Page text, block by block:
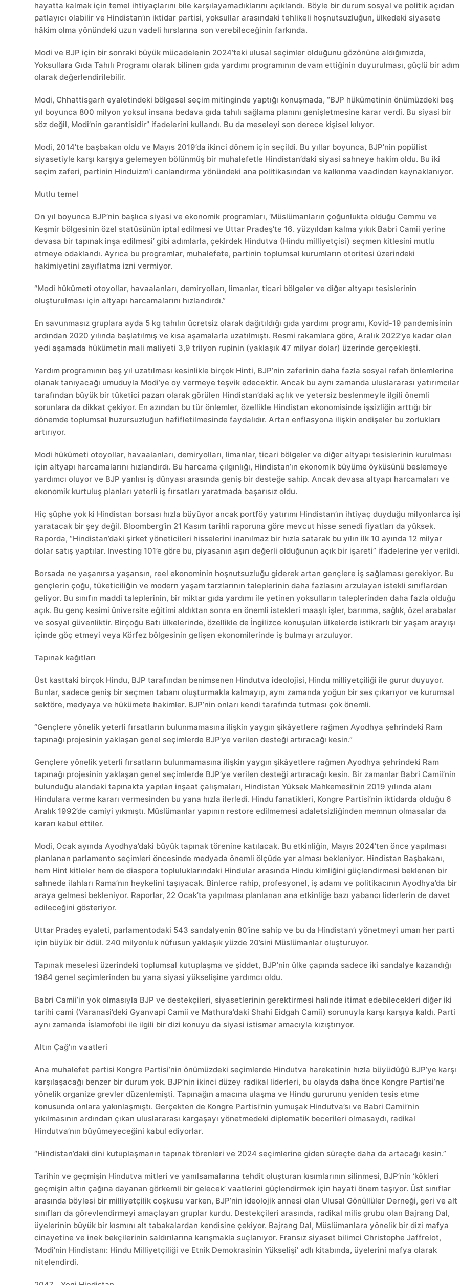
hayatta kalmak için temel ihtiyaçlarını bile karşılayamadıklarını açıklandı. Böyle bir durum sosyal ve politik açıdan
patlayıcı olabilir ve Hindistan’ın iktidar partisi, yoksullar arasındaki tehlikeli hoşnutsuzluğun, ülkedeki siyasete
hâkim olma yönündeki uzun vadeli hırslarına son verebileceğinin farkında.
Modi ve BJP için bir sonraki büyük mücadelenin 2024’teki ulusal seçimler olduğunu gözönüne aldığımızda,
Yoksullara Gıda Tahılı Programı olarak bilinen gıda yardımı programının devam ettiğinin duyurulması, güçlü bir adım
olarak değerlendirilebilir.
Modi, Chhattisgarh eyaletindeki bölgesel seçim mitinginde yaptığı konuşmada, “BJP hükümetinin önümüzdeki beş
yıl boyunca 800 milyon yoksul insana bedava gıda tahılı sağlama planını genişletmesine karar verdi. Bu siyasi bir
söz değil, Modi’nin garantisidir” ifadelerini kullandı. Bu da meseleyi son derece kişisel kılıyor.
Modi, 2014’te başbakan oldu ve Mayıs 2019’da ikinci dönem için seçildi. Bu yıllar boyunca, BJP’nin popülist
siyasetiyle karşı karşıya gelemeyen bölünmüş bir muhalefetle Hindistan’daki siyasi sahneye hakim oldu. Bu iki
seçim zaferi, partinin Hinduizm’i canlandırma yönündeki ana politikasından ve kalkınma vaadinden kaynaklanıyor.
Mutlu temel
On yıl boyunca BJP’nin başlıca siyasi ve ekonomik programları, ‘Müslümanların çoğunlukta olduğu Cemmu ve
Keşmir bölgesinin özel statüsünün iptal edilmesi ve Uttar Pradeş’te 16. yüzyıldan kalma yıkık Babri Camii yerine
devasa bir tapınak inşa edilmesi’ gibi adımlarla, çekirdek Hindutva (Hindu milliyetçisi) seçmen kitlesini mutlu
etmeye odaklandı. Ayrıca bu programlar, muhalefete, partinin toplumsal kurumların otoritesi üzerindeki
hakimiyetini zayıflatma izni vermiyor.
“Modi hükümeti otoyollar, havaalanları, demiryolları, limanlar, ticari bölgeler ve diğer altyapı tesislerinin
oluşturulması için altyapı harcamalarını hızlandırdı.”
En savunmasız gruplara ayda 5 kg tahılın ücretsiz olarak dağıtıldığı gıda yardımı programı, Kovid-19 pandemisinin
ardından 2020 yılında başlatılmış ve kısa aşamalarla uzatılmıştı. Resmi rakamlara göre, Aralık 2022’ye kadar olan
yedi aşamada hükümetin mali maliyeti 3,9 trilyon rupinin (yaklaşık 47 milyar dolar) üzerinde gerçekleşti.
Yardım programının beş yıl uzatılması kesinlikle birçok Hinti, BJP’nin zaferinin daha fazla sosyal refah önlemlerine
olanak tanıyacağı umuduyla Modi’ye oy vermeye teşvik edecektir. Ancak bu aynı zamanda uluslararası yatırımcılar
tarafından büyük bir tüketici pazarı olarak görülen Hindistan’daki açlık ve yetersiz beslenmeyle ilgili önemli
sorunlara da dikkat çekiyor. En azından bu tür önlemler, özellikle Hindistan ekonomisinde işsizliğin arttığı bir
dönemde toplumsal huzursuzluğun hafifletilmesinde faydalıdır. Artan enflasyona ilişkin endişeler bu zorlukları
artırıyor.
Modi hükümeti otoyollar, havaalanları, demiryolları, limanlar, ticari bölgeler ve diğer altyapı tesislerinin kurulması
için altyapı harcamalarını hızlandırdı. Bu harcama çılgınlığı, Hindistan’ın ekonomik büyüme öyküsünü beslemeye
yardımcı oluyor ve BJP yanlısı iş dünyası arasında geniş bir desteğe sahip. Ancak devasa altyapı harcamaları ve
ekonomik kurtuluş planları yeterli iş fırsatları yaratmada başarısız oldu.
Hiç şüphe yok ki Hindistan borsası hızla büyüyor ancak portföy yatırımı Hindistan’ın ihtiyaç duyduğu milyonlarca işi
yaratacak bir şey değil. Bloomberg’in 21 Kasım tarihli raporuna göre mevcut hisse senedi fiyatları da yüksek.
Raporda, “Hindistan’daki şirket yöneticileri hisselerini inanılmaz bir hızla satarak bu yılın ilk 10 ayında 12 milyar
dolar satış yaptılar. Investing 101’e göre bu, piyasanın aşırı değerli olduğunun açık bir işareti” ifadelerine yer verildi.
Borsada ne yaşanırsa yaşansın, reel ekonominin hoşnutsuzluğu giderek artan gençlere iş sağlaması gerekiyor. Bu
gençlerin çoğu, tüketiciliğin ve modern yaşam tarzlarının taleplerinin daha fazlasını arzulayan istekli sınıflardan
geliyor. Bu sınıfın maddi taleplerinin, bir miktar gıda yardımı ile yetinen yoksulların taleplerinden daha fazla olduğu
açık. Bu genç kesimi üniversite eğitimi aldıktan sonra en önemli istekleri maaşlı işler, barınma, sağlık, özel arabalar
ve sosyal güvenliktir. Birçoğu Batı ülkelerinde, özellikle de İngilizce konuşulan ülkelerde istikrarlı bir yaşam arayışı
içinde göç etmeyi veya Körfez bölgesinin gelişen ekonomilerinde iş bulmayı arzuluyor.
Tapınak kağıtları
Üst kasttaki birçok Hindu, BJP tarafından benimsenen Hindutva ideolojisi, Hindu milliyetçiliği ile gurur duyuyor.
Bunlar, sadece geniş bir seçmen tabanı oluşturmakla kalmayıp, aynı zamanda yoğun bir ses çıkarıyor ve kurumsal
sektöre, medyaya ve hükümete hakimler. BJP’nin onları kendi tarafında tutması çok önemli.
“Gençlere yönelik yeterli fırsatların bulunmamasına ilişkin yaygın şikâyetlere rağmen Ayodhya şehrindeki Ram
tapınağı projesinin yaklaşan genel seçimlerde BJP’ye verilen desteği artıracağı kesin.”
Gençlere yönelik yeterli fırsatların bulunmamasına ilişkin yaygın şikâyetlere rağmen Ayodhya şehrindeki Ram
tapınağı projesinin yaklaşan genel seçimlerde BJP’ye verilen desteği artıracağı kesin. Bir zamanlar Babri Camii’nin
bulunduğu alandaki tapınakta yapılan inşaat çalışmaları, Hindistan Yüksek Mahkemesi’nin 2019 yılında alanı
Hindulara verme kararı vermesinden bu yana hızla ilerledi. Hindu fanatikleri, Kongre Partisi’nin iktidarda olduğu 6
Aralık 1992’de camiyi yıkmıştı. Müslümanlar yapının restore edilmemesi adaletsizliğinden memnun olmasalar da
kararı kabul ettiler.
Modi, Ocak ayında Ayodhya’daki büyük tapınak törenine katılacak. Bu etkinliğin, Mayıs 2024’ten önce yapılması
planlanan parlamento seçimleri öncesinde medyada önemli ölçüde yer alması bekleniyor. Hindistan Başbakanı,
hem Hint kitleler hem de diaspora topluluklarındaki Hindular arasında Hindu kimliğini güçlendirmesi beklenen bir
sahnede ilahları Rama’nın heykelini taşıyacak. Binlerce rahip, profesyonel, iş adamı ve politikacının Ayodhya’da bir
araya gelmesi bekleniyor. Raporlar, 22 Ocak’ta yapılması planlanan ana etkinliğe bazı yabancı liderlerin de davet
edileceğini gösteriyor.
Uttar Pradeş eyaleti, parlamentodaki 543 sandalyenin 80’ine sahip ve bu da Hindistan’ı yönetmeyi uman her parti
için büyük bir ödül. 240 milyonluk nüfusun yaklaşık yüzde 20’sini Müslümanlar oluşturuyor.
Tapınak meselesi üzerindeki toplumsal kutuplaşma ve şiddet, BJP’nin ülke çapında sadece iki sandalye kazandığı
1984 genel seçimlerinden bu yana siyasi yükselişine yardımcı oldu.
Babri Camii’in yok olmasıyla BJP ve destekçileri, siyasetlerinin gerektirmesi halinde itimat edebilecekleri diğer iki
tarihi cami (Varanasi’deki Gyanvapi Camii ve Mathura’daki Shahi Eidgah Camii) sorunuyla karşı karşıya kaldı. Parti
aynı zamanda İslamofobi ile ilgili bir dizi konuyu da siyasi istismar amacıyla kızıştırıyor.
Altın Çağ’ın vaatleri
Ana muhalefet partisi Kongre Partisi’nin önümüzdeki seçimlerde Hindutva hareketinin hızla büyüdüğü BJP’ye karşı
karşılaşacağı benzer bir durum yok. BJP’nin ikinci düzey radikal liderleri, bu olayda daha önce Kongre Partisi’ne
yönelik organize grevler düzenlemişti. Tapınağın amacına ulaşma ve Hindu gururunu yeniden tesis etme
konusunda onlara yakınlaşmıştı. Gerçekten de Kongre Partisi’nin yumuşak Hindutva’sı ve Babri Camii’nin
yıkılmasının ardından çıkan uluslararası kargaşayı yönetmedeki diplomatik becerileri olmasaydı, radikal
Hindutva’nın büyümeyeceğini kabul ediyorlar.
“Hindistan’daki dini kutuplaşmanın tapınak törenleri ve 2024 seçimlerine giden süreçte daha da artacağı kesin.”
Tarihin ve geçmişin Hindutva mitleri ve yanılsamalarına tehdit oluşturan kısımlarının silinmesi, BJP’nin ‘kökleri
geçmişin altın çağına dayanan görkemli bir gelecek’ vaatlerini güçlendirmek için hayati önem taşıyor. Üst sınıflar
arasında böylesi bir milliyetçilik coşkusu varken, BJP’nin ideolojik annesi olan Ulusal Gönüllüler Derneği, geri ve alt
sınıfları da görevlendirmeyi amaçlayan gruplar kurdu. Destekçileri arasında, radikal milis grubu olan Bajrang Dal,
üyelerinin büyük bir kısmını alt tabakalardan kendisine çekiyor. Bajrang Dal, Müslümanlara yönelik bir dizi mafya
cinayetine ve inek bekçilerinin saldırılarına karışmakla suçlanıyor. Fransız siyaset bilimci Christophe Jaffrelot,
‘Modi’nin Hindistanı: Hindu Milliyetçiliği ve Etnik Demokrasinin Yükselişi’ adlı kitabında, üyelerini mafya olarak
nitelendirdi.